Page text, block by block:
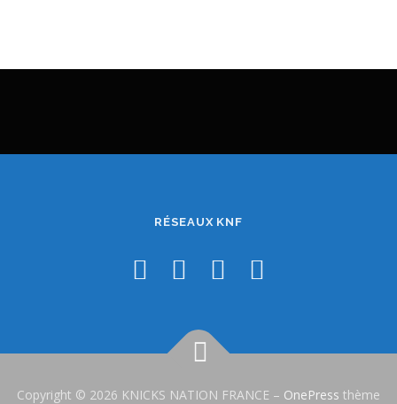
RÉSEAUX KNF
Copyright © 2026 KNICKS NATION FRANCE – OnePress thème